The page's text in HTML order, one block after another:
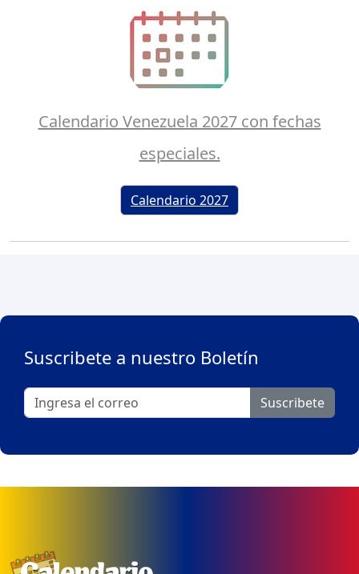
Calendario Venezuela 2027 con fechas
especiales.
Calendario 2027
Suscribete a nuestro Boletín
Suscribete